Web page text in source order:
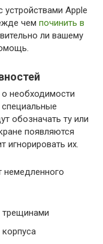
Apple
чем починить в
ли вашему
необходимости
обозначать ту или
появляются
игнорировать их.
немедленного